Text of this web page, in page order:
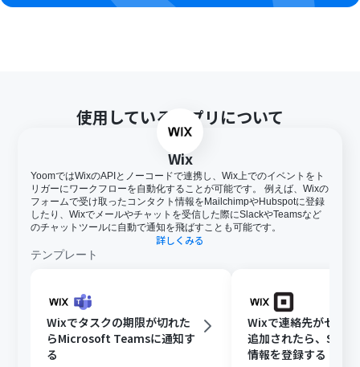
使用しているアプリについて
Wix
YoomではWixのAPIとノーコードで連携し、Wix上でのイベントをト
リガーにワークフローを自動化することが可能です。 例えば、Wixの
フォームで受け取ったコンタクト情報をMailchimpやHubspotに登録
したり、Wixでメールやチャットを受信した際にSlackやTeamsなど
のチャットツールに自動で通知を飛ばすことも可能です。
詳しくみる
テンプレート
Wixでタスクの期限が切れた
らMicrosoft Teamsに通知す
る
Wixで連絡先がセグ
追加されたら、
情報を登録する